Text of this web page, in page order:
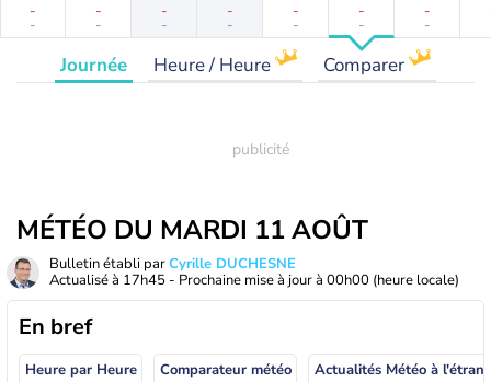
-
-
-
-
-
-
-
-
-
-
-
-
-
-
Journée Heure / Heure Comparer
MÉTÉO DU MARDI 11 AOÛT
Bulletin établi parCyrille DUCHESNE
Actualisé à 17h45 - Prochaine mise à jour à 00h00 (heure locale)
En bref
Heure par Heure Comparateur météo